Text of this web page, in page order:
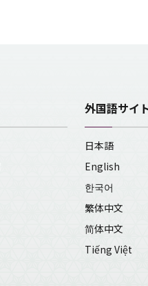
外国語サイ
日本語
English
한국어
繁体中文
简体中文
Tiếng Việt